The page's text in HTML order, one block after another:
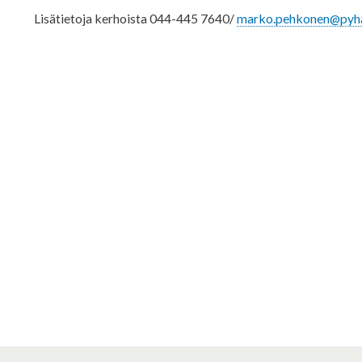
Lisätietoja kerhoista044-445 7640/